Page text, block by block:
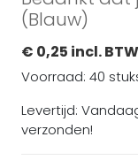
(Blauw)
€ 0,25 incl. BTW
Voorraad: 40
Levertijd:
verzonden!